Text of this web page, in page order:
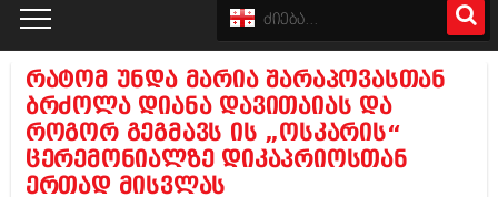
კატალოგი
პოლიტიკა
ინტერვიუები
რატომ უნდა მარია შარაპოვასთან
ბრძოლა დიანა დავითაიას და
როგორ გეგმავს ის „ოსკარის“
ცერემონიალზე დიკაპრიოსთან
ერთად მისვლას